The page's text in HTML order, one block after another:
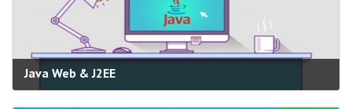
Java Web & J2EE
Kategori:Yazılım,Web Programlama